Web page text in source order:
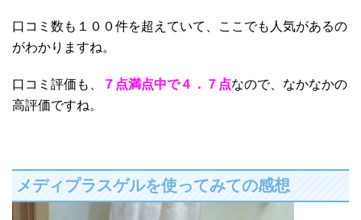
口コミ数も１００件を超えていて、ここでも人気があるの
がわかりますね。
口コミ評価も、 ７点満点中で４．７点なので、なかなかの
高評価ですね。
メディプラスゲルを使ってみての感想